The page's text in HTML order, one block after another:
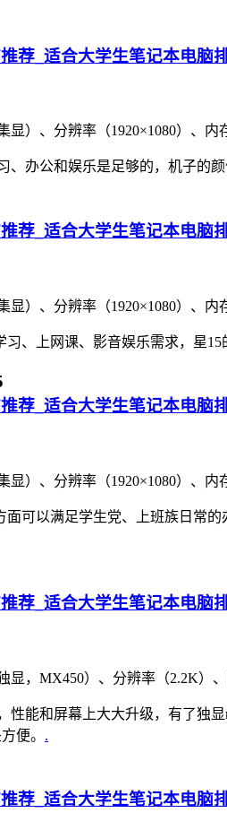
）、分辨率（1920×1080）、内
、办公和娱乐是足够的，机子的
）、分辨率（1920×1080）、内
、上网课、影音娱乐需求，星
）、分辨率（1920×1080）、内
可以满足学生党、上班族日常
显，MX450）、分辨率（2.2K）
性能和屏幕上大大升级，有了独
便。 .